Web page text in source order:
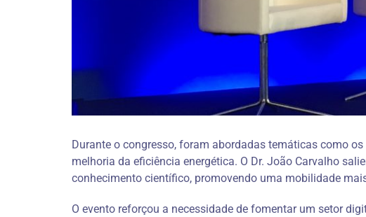
Durante o congresso, foram abordadas temáticas como
melhoria da eficiência energética. O Dr. João Carvalho
conhecimento científico, promovendo uma mobilidade
O evento reforçou a necessidade de fomentar um setor